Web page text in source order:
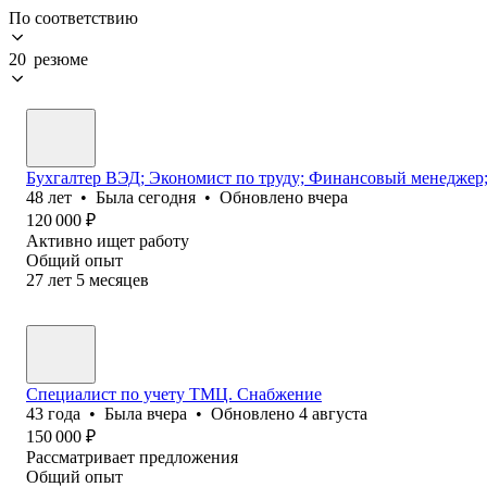
По соответствию
20 резюме
Бухгалтер ВЭД; Экономист по труду; Финансовый
48 лет • Была сегодня • Обновлено вчера
120 000 ₽
Активно ищет работу
Общий опыт
27 лет 5 месяцев
Специалист по учету ТМЦ. Снабжение
43 года • Была вчера • Обновлено 4 августа
150 000 ₽
Рассматривает предложения
Общий опыт